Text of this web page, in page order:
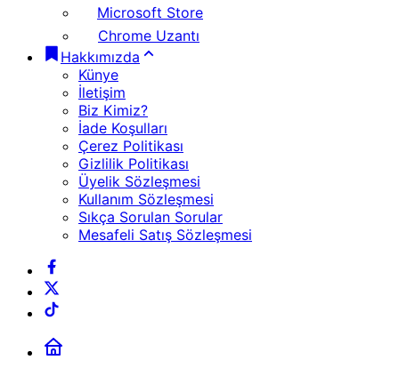
Microsoft Store
Chrome Uzantı
Hakkımızda
Künye
İletişim
Biz Kimiz?
İade Koşulları
Çerez Politikası
Gizlilik Politikası
Üyelik Sözleşmesi
Kullanım Sözleşmesi
Sıkça Sorulan Sorular
Mesafeli Satış Sözleşmesi